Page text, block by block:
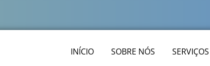
INÍCIO SOBRE NÓS SERVIÇOS